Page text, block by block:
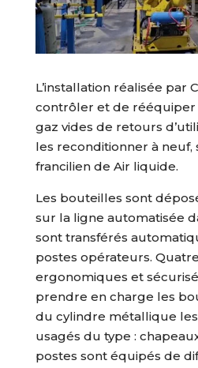
L’installation réalisée par
contrôler et de
gaz vides de retours
les reconditionner à neuf,
francilien de Air liquide.
Les bouteilles sont
sur la ligne automatisée
sont transférés
postes opérateurs.
ergonomiques et
prendre en charge les
du cylindre métallique
usagés du type :
postes sont équipés de